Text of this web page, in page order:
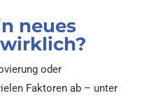
neues
oder
Faktoren ab – unter